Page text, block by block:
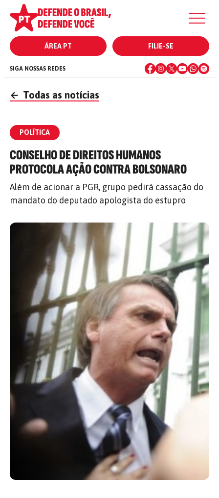
ÁREA PT FILIE-SE
SIGA NOSSAS REDES
← Todas as notícias
POLÍTICA
CONSELHO DE DIREITOS HUMANOS
PROTOCOLA AÇÃO CONTRA BOLSONARO
Além de acionar a PGR, grupo pedirá cassação do
mandato do deputado apologista do estupro